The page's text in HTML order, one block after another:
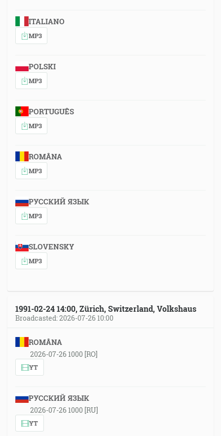
ITALIANO
MP3
POLSKI
MP3
PORTUGUÊS
MP3
ROMÂNA
MP3
РУССКИЙ ЯЗЫК
MP3
SLOVENSKY
MP3
1991-02-24 14:00, Zürich, Switzerland, Volkshaus
Broadcasted: 2026-07-26 10:00
ROMÂNA
2026-07-26 1000 [RO]
YT
РУССКИЙ ЯЗЫК
2026-07-26 1000 [RU]
YT